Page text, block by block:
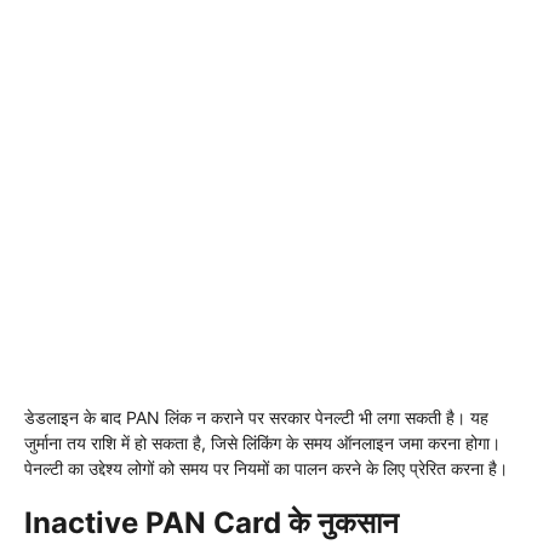
डेडलाइन के बाद PAN लिंक न कराने पर सरकार पेनल्टी भी लगा सकती है। यह
जुर्माना तय राशि में हो सकता है, जिसे लिंकिंग के समय ऑनलाइन जमा करना होगा।
पेनल्टी का उद्देश्य लोगों को समय पर नियमों का पालन करने के लिए प्रेरित करना है।
Inactive PAN Card के नुकसान